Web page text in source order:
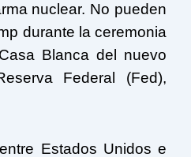
nuclear. No pueden
durante la ceremonia
Blanca del nuevo
Federal (Fed),
Estados Unidos e